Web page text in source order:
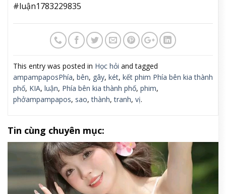
#luận1783229835
This entry was posted in Học hỏi and tagged
ampampaposPhía, bên, gây, két, kết phim Phía bên kia thành
phố, KIA, luận, Phía bên kia thành phố, phim,
phởampampapos, sao,thành,tranh, vị.
Tin cùng chuyên mục: